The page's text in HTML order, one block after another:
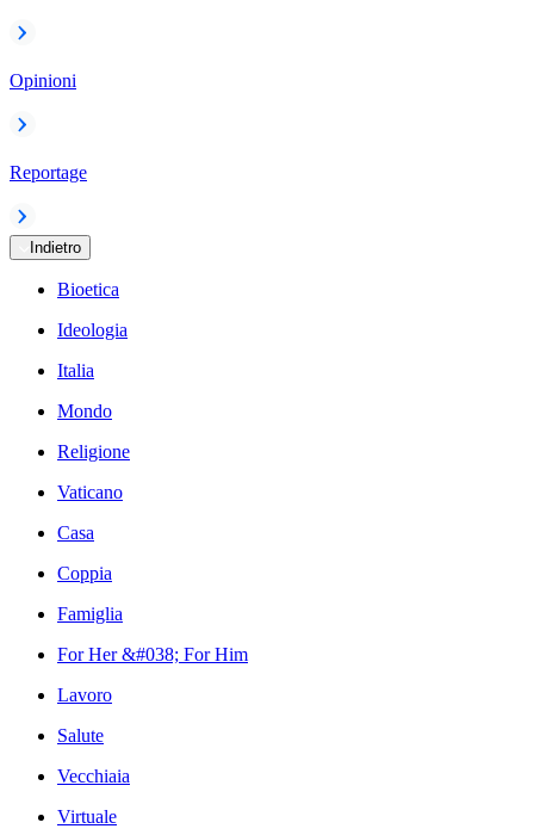
Opinioni
Reportage
Indietro
Bioetica
Ideologia
Italia
Mondo
Religione
Vaticano
Casa
Coppia
Famiglia
For Her &#038; For Him
Lavoro
Salute
Vecchiaia
Virtuale